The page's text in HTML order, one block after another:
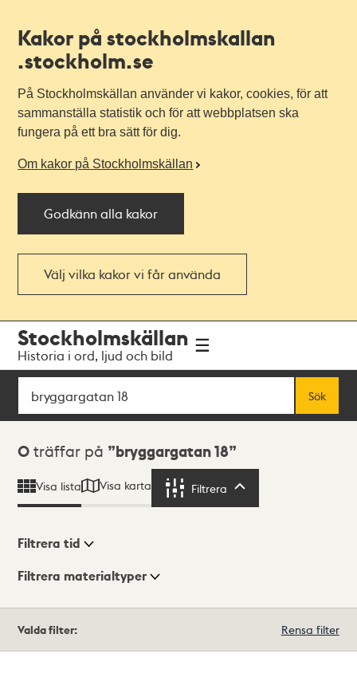
Kakor på stockholmskallan
.stockholm.se
På Stockholmskällan använder vi kakor, cookies, för att
sammanställa statistik och för att webbplatsen ska
fungera på ett bra sätt för dig.
Om kakor på Stockholmskällan
Godkänn alla kakor
Välj vilka kakor vi får använda
navigationen
huvudinnehållet
Stockholmskällan
Historia i ord, ljud och bild
Sök
Sök
Sökresultat
0 träffar på bryggargatan 18
Visa lista Visa karta Filtrera
Visningsläge
Filtrera tid
Filtrera materialtyper
träffar
Valda filter: Rensa filter